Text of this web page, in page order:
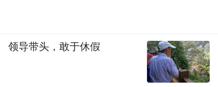
领导带头，敢于休假